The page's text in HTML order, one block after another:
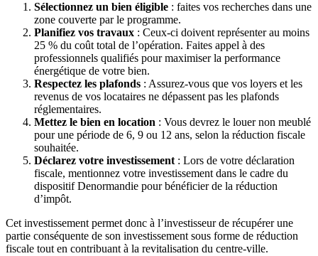
Sélectionnez un bien éligible : faites vos recherches dans une
zone couverte par le programme.
Planifiez vos travaux : Ceux-ci doivent représenter au moins
25 % du coût total de l’opération. Faites appel à des
professionnels qualifiés pour maximiser la performance
énergétique de votre bien.
Respectez les plafonds : Assurez-vous que vos loyers et les
revenus de vos locataires ne dépassent pas les plafonds
réglementaires.
Mettez le bien en location : Vous devrez le louer non meublé
pour une période de 6, 9 ou 12 ans, selon la réduction fiscale
souhaitée.
Déclarez votre investissement : Lors de votre déclaration
fiscale, mentionnez votre investissement dans le cadre du
dispositif Denormandie pour bénéficier de la réduction
d’impôt.
Cet investissement permet donc à l’investisseur de récupérer une
partie conséquente de son investissement sous forme de réduction
fiscale tout en contribuant à la revitalisation du centre-ville.